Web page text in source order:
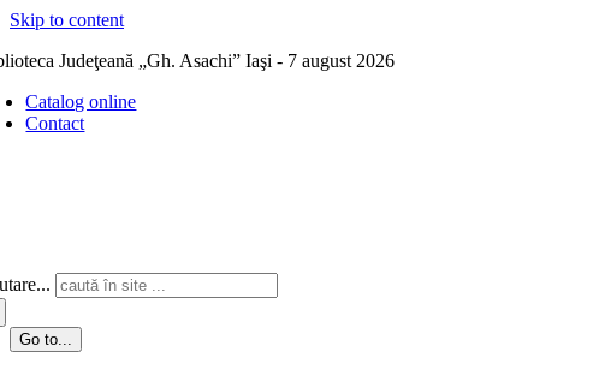
Skip to content
Judeţeană „Gh. Asachi” Iaşi - 7 august 2026
Catalog online
Contact
Go to...